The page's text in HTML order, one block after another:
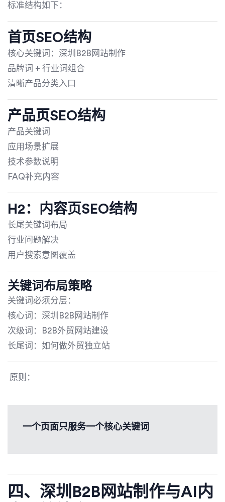
标准结构如下：
首页SEO结构
核心关键词：深圳B2B网站制作
品牌词 + 行业词组合
清晰产品分类入口
产品页SEO结构
产品关键词
应用场景扩展
技术参数说明
FAQ补充内容
H2：内容页SEO结构
长尾关键词布局
行业问题解决
用户搜索意图覆盖
关键词布局策略
关键词必须分层：
核心词：深圳B2B网站制作
次级词：B2B外贸网站建设
长尾词：如何做外贸独立站
原则：
一个页面只服务一个核心关键词
四、深圳B2B网站制作与AI内